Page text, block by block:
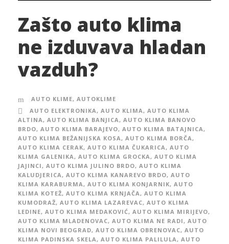
Zašto auto klima
ne izduvava hladan
vazduh?
AUTO KLIME, AUTOKLIME
AUTO ELEKTRONIKA, AUTO KLIMA, AUTO KLIMA
ALTINA, AUTO KLIMA BANJICA, AUTO KLIMA BANOVO
BRDO, AUTO KLIMA BARAJEVO, AUTO KLIMA BATAJNICA,
AUTO KLIMA BEŽANIJSKA KOSA, AUTO KLIMA BORČA,
AUTO KLIMA CERAK, AUTO KLIMA ČUKARICA, AUTO
KLIMA GALENIKA, AUTO KLIMA GROCKA, AUTO KLIMA
JAJINCI, AUTO KLIMA JULINO BRDO, AUTO KLIMA
KALUDJERICA, AUTO KLIMA KANAREVO BRDO, AUTO
KLIMA KARABURMA, AUTO KLIMA KONJARNIK, AUTO
KLIMA KOTEŽ, AUTO KLIMA KRNJAČA, AUTO KLIMA
KUMODRAŽ, AUTO KLIMA LAZAREVAC, AUTO KLIMA
LEDINE, AUTO KLIMA MEDAKOVIĆ, AUTO KLIMA MIRIJEVO,
AUTO KLIMA MLADENOVAC, AUTO KLIMA NE RADI, AUTO
KLIMA NOVI BEOGRAD, AUTO KLIMA OBRENOVAC, AUTO
KLIMA PADINSKA SKELA, AUTO KLIMA PALILULA, AUTO